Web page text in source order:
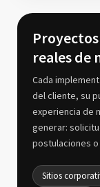
reales de
Cada
del cliente, su
experiencia de
generar:
postulaciones
Sitios